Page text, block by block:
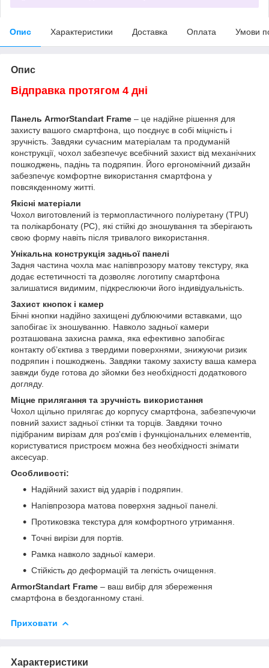
Опис Характеристики Доставка Оплата Умови
Опис
Відправка протягом 4 дні
Панель ArmorStandart Frame – це надійне рішення для
захисту вашого смартфона, що поєднує в собі міцність і
зручність. Завдяки сучасним матеріалам та продуманій
конструкції, чохол забезпечує всебічний захист від механічних
пошкоджень, падінь та подряпин. Його ергономічний дизайн
забезпечує комфортне використання смартфона у
повсякденному житті.
Якісні матеріали
Чохол виготовлений із термопластичного поліуретану (TPU)
та полікарбонату (PC), які стійкі до зношування та зберігають
свою форму навіть після тривалого використання.
Унікальна конструкція задньої панелі
Задня частина чохла має напівпрозору матову текстуру, яка
додає естетичності та дозволяє логотипу смартфона
залишатися видимим, підкреслюючи його індивідуальність.
Захист кнопок і камер
Бічні кнопки надійно захищені дублюючими вставками, що
запобігає їх зношуванню. Навколо задньої камери
розташована захисна рамка, яка ефективно запобігає
контакту об’єктива з твердими поверхнями, знижуючи ризик
подряпин і пошкоджень. Завдяки такому захисту ваша камера
завжди буде готова до зйомки без необхідності додаткового
догляду.
Міцне прилягання та зручність використання
Чохол щільно прилягає до корпусу смартфона, забезпечуючи
повний захист задньої стінки та торців. Завдяки точно
підібраним вирізам для роз'ємів і функціональних елементів,
користуватися пристроєм можна без необхідності знімати
аксесуар.
Особливості:
Надійний захист від ударів і подряпин.
Напівпрозора матова поверхня задньої панелі.
Протиковзка текстура для комфортного утримання.
Точні вирізи для портів.
Рамка навколо задньої камери.
Стійкість до деформацій та легкість очищення.
ArmorStandart Frame – ваш вибір для збереження
смартфона в бездоганному стані.
Приховати
Характеристики